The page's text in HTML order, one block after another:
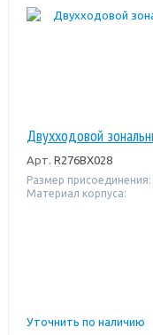
Двухходовой
Арт. R276BX028
Размер присоединения:
Материал корпуса:
Уточнить по наличию